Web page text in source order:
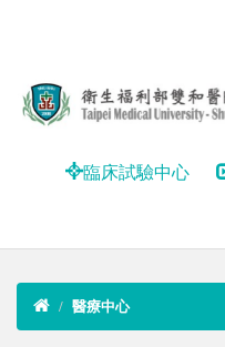
臨床試驗中心
醫療中心